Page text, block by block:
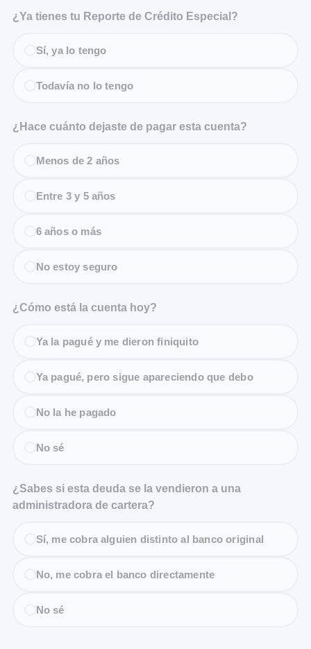
¿Ya tienes tu Reporte de Crédito Especial?
Sí, ya lo tengo
Todavía no lo tengo
¿Hace cuánto dejaste de pagar esta cuenta?
Menos de 2 años
Entre 3 y 5 años
6 años o más
No estoy seguro
¿Cómo está la cuenta hoy?
Ya la pagué y me dieron finiquito
Ya pagué, pero sigue apareciendo que debo
No la he pagado
No sé
¿Sabes si esta deuda se la vendieron a una
administradora de cartera?
Sí, me cobra alguien distinto al banco original
No, me cobra el banco directamente
No sé